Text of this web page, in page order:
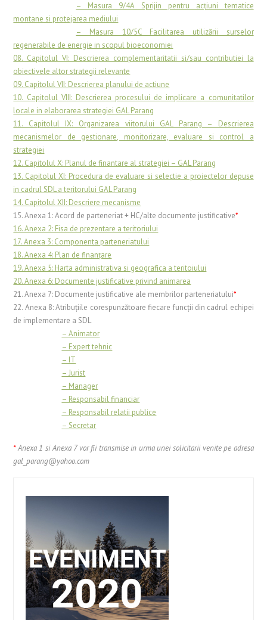
– Masura 9/4A Sprijin pentru acţiuni tematice
montane si protejarea mediului
– Masura 10/5C Facilitarea utilizării surselor
regenerabile de energie in scopul bioeconomiei
08. Capitolul VI: Descrierea complementaritatii si/sau contributiei la
obiectivele altor strategii relevante
09. Capitolul VII: Descrierea planului de actiune
10. Capitolul VIII: Descrierea procesului de implicare a comunitatilor
locale in elaborarea strategiei GAL Parang
11. Capitolul IX: Organizarea viitorului GAL Parang – Descrierea
mecanismelor de gestionare, monitorizare, evaluare si control a
strategiei
12. Capitolul X: Planul de finantare al strategiei – GAL Parang
13. Capitolul XI: Procedura de evaluare si selectie a proiectelor depuse
in cadrul SDL a teritorului GAL Parang
14. Capitolul XII: Descriere mecanisme
15. Anexa 1: Acord de parteneriat + HC/alte documente justificative*
16. Anexa 2: Fisa de prezentare a teritoriului
17. Anexa 3: Componenta parteneriatului
18. Anexa 4: Plan de finanţare
19. Anexa 5: Harta administrativa si geografica a teritoiului
20. Anexa 6: Documente justificative privind animarea
21. Anexa 7: Documente justificative ale membrilor parteneriatului*
22. Anexa 8: Atribuţiile corespunzătoare fiecare funcţii din cadrul echipei
de implementare a SDL
– Animator
– Expert tehnic
– IT
– Jurist
– Manager
– Responsabil financiar
– Responsabil relatii publice
– Secretar
*Anexa 1 si Anexa 7 vor fii transmise in urma unei solicitarii venite pe adresa
gal_parang@yahoo.com